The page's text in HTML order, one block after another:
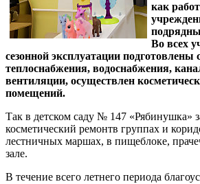
как
Во всех
сезонной эксплуатации подготовлены
теплоснабжения, водоснабжения,
вентиляции, осуществлен
помещений.
Так в детском саду № 147 «Рябинушка»
косметический ремонтв группах и
лестничных маршах, в пищеблоке,
зале.
В течение всего летнего периода